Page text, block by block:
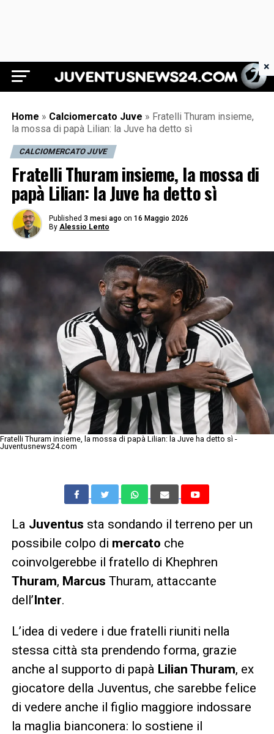
Juventus News 24
Home » Calciomercato Juve » Fratelli Thuram insieme,
la mossa di papà Lilian: la Juve ha detto sì
CALCIOMERCATO JUVE
Fratelli Thuram insieme, la mossa di
papà Lilian: la Juve ha detto sì
Published 3 mesi ago on 16 Maggio 2026
By Alessio Lento
Fratelli Thuram insieme, la mossa di papà Lilian: la Juve ha detto sì -
Juventusnews24.com
La Juventus sta sondando il terreno per un
possibile colpo di mercato che
coinvolgerebbe il fratello di Khephren
Thuram, Marcus Thuram, attaccante
dell’Inter.
L’idea di vedere i due fratelli riuniti nella
stessa città sta prendendo forma, grazie
anche al supporto di papà Lilian Thuram, ex
giocatore della Juventus, che sarebbe felice
di vedere anche il figlio maggiore indossare
la maglia bianconera: lo sostiene il
×